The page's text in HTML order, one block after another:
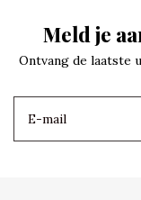
Meld je
Ontvang de laatste